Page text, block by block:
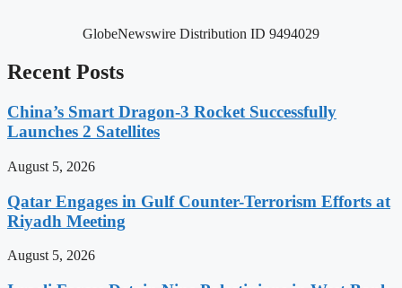
GlobeNewswire Distribution ID 9494029
Recent Posts
China’s Smart Dragon-3 Rocket Successfully
Launches 2 Satellites
August 5, 2026
Qatar Engages in Gulf Counter-Terrorism Efforts at
Riyadh Meeting
August 5, 2026